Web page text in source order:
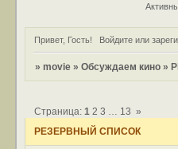
Привет, Гость! Войдитеили
»movie »Обсуждаем кино »
РЕЗЕРВНЫЙ СПИСОК
Страница:1 2 3 … 13 »